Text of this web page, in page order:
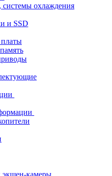
системы охлаждения
и SSD
экшен-камеры